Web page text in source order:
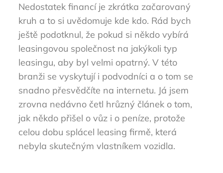
Nedostatek financí je zkrátka začarovaný
kruh a to si uvědomuje kde kdo. Rád bych
ještě podotknul, že pokud si někdo vybírá
leasingovou společnost na jakýkoli typ
leasingu, aby byl velmi opatrný. V této
branži se vyskytují i podvodníci a o tom se
snadno přesvědčíte na internetu. Já jsem
zrovna nedávno četl hrůzný článek o tom,
jak někdo přišel o vůz i o peníze, protože
celou dobu splácel leasing firmě, která
nebyla skutečným vlastníkem vozidla.